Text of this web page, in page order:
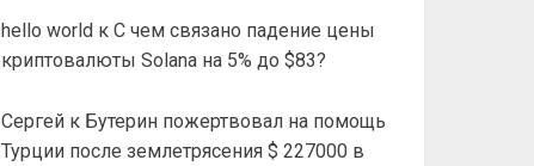
hello world кС чем связано падение цены
криптовалюты Solana на 5% до $83?
Сергей к Бутерин пожертвовал на помощь
Турции после землетрясения $ 227000 в